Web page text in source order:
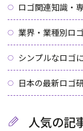
ロゴ関連知識・
業界・業種別ロ
シンプルなロゴ
日本の最新ロゴ
人気の記